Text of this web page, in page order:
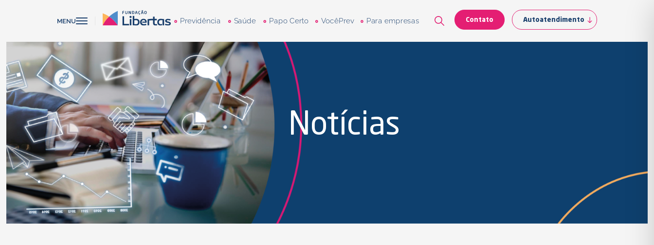
MENU Previdência Saúde Papo Certo VocêPrev Para empresas Contato Autoatendimento
Notícias